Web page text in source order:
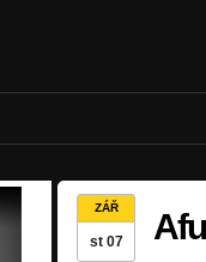
ZÁŘ
st 07